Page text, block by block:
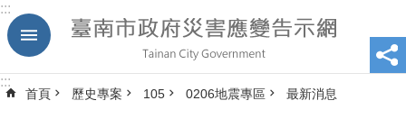
跳到主要內容區塊
:::
:::
首頁 歷史專案 105 0206地震專區 最新消息